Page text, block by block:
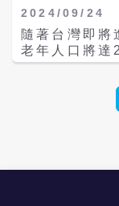
庭、友情、戀
遭遇他人對自
對全台社工服
暴力」、「
題，以協助
立共鳴和支持
2024/09/24
隨著台灣即將
老年人口將達
入專家意見，
所望」為核
新北市社會